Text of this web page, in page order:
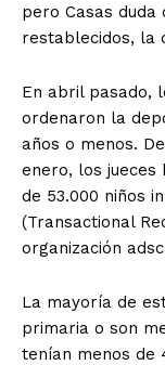
pero Casas duda
restablecidos, la
En abril pasado,
ordenaron la
años o menos.
enero, los jueces
de 53.000 niños
(Transactional
organización
La mayoría de
primaria o son
tenían menos de